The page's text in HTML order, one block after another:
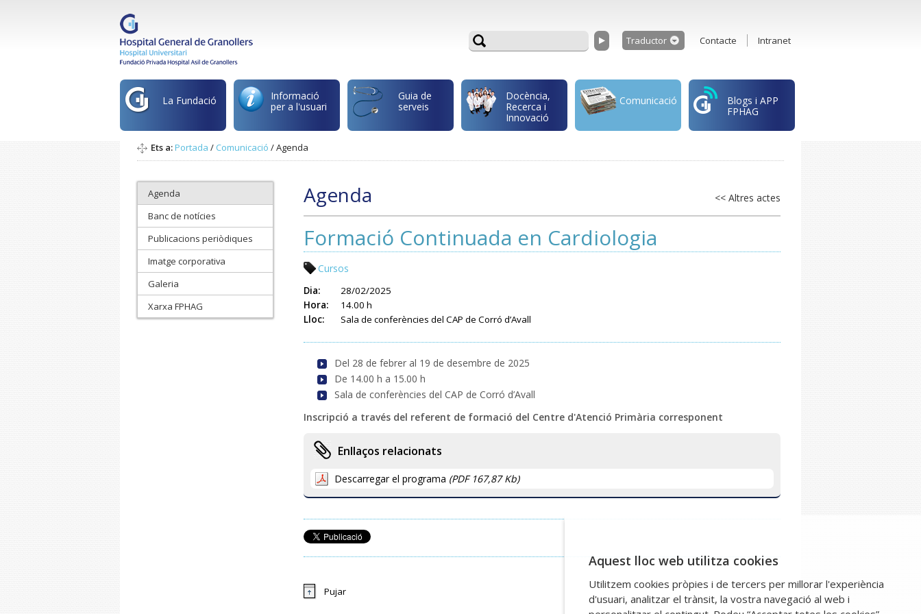
Traductor Contacte Intranet
La Fundació
Informació
per a l'usuari
Guia de
serveis
Docència,
Recerca i
Innovació
Comunicació
Blogs i APP
FPHAG
Ets a:Portada / Comunicació /Agenda
Agenda
Banc de notícies
Publicacions periòdiques
Imatge corporativa
Galeria
Xarxa FPHAG
Agenda << Altres actes
Formació Continuada en Cardiologia
Cursos
Dia:
28/02/2025
Hora:
14.00 h
Lloc:
Sala de conferències del CAP de Corró d’Avall
Del 28 de febrer al 19 de desembre de 2025
De 14.00 h a 15.00 h
Sala de conferències del CAP de Corró d’Avall
Inscripció a través del referent de formació del Centre d'Atenció Primària corresponent
Enllaços relacionats
Descarregar el programa (PDF 167,87 Kb)
Pujar
Aquest lloc web utilitza cookies
Utilitzem cookies pròpies i de tercers per millorar l'experiència
d'usuari, analitzar el trànsit, la vostra navegació al web i